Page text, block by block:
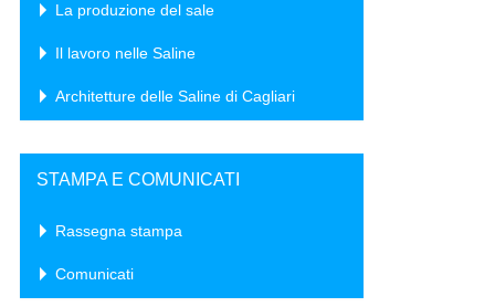
La produzione del sale
Il lavoro nelle Saline
Architetture delle Saline di Cagliari
STAMPA E COMUNICATI
Rassegna stampa
Comunicati